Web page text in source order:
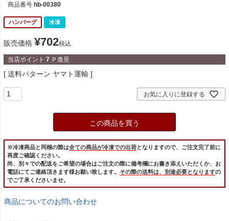
商品番号 hb-00380
ハンバーグ 冷凍
販売価格 ¥702税込
当店ポイント 7 Ｐ進呈
送料パターン ヤマト運輸
お気に入りに登録する
この商品を買う
※冷凍商品と同梱の際は全ての商品が冷凍での出荷となりますので、ご注文完了前に
再度ご確認ください。
尚、別々での配送をご希望の場合はご注文の際に備考欄にお書き添えいただくか、お
電話にてご連絡頂きます様お願い致します。 その際の送料は、別途必要となりますの
でご了承くださいませ。
商品についてのお問い合わせ